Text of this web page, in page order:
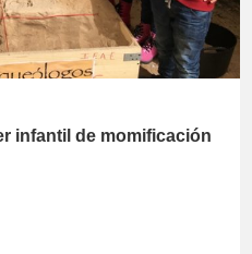
infantil de momificación